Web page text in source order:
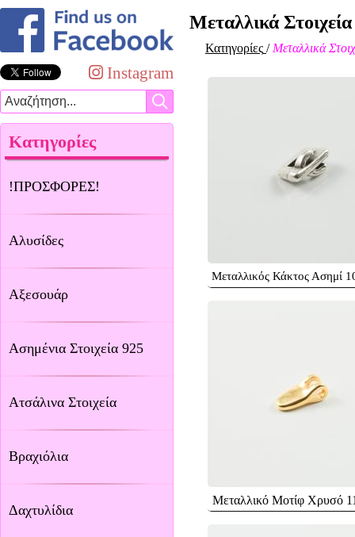
Instagram
Κατηγορίες
!ΠΡΟΣΦΟΡΕΣ!
Αλυσίδες
Αξεσουάρ
Ασημένια Στοιχεία 925
Ατσάλινα Στοιχεία
Βραχιόλια
Δαχτυλίδια
Μεταλλικά Στοιχεία
Κατηγορίες / Μεταλλικά
Μεταλλικός Κάκτος Ασημί
Μεταλλικό Μοτίφ Χρυσό